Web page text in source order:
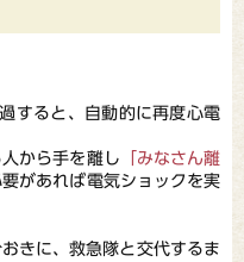
すると、自動的に再度心電
から手を離し 「みなさん離
があれば電気ショックを実
きに、救急隊と交代するま